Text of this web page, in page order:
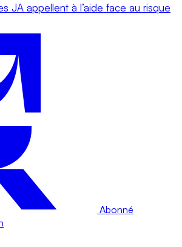
JA appellent à l’aide face au risque
Abonné